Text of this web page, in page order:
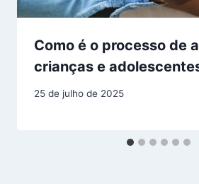
Como é o processo de
crianças e
25 de julho de 2025